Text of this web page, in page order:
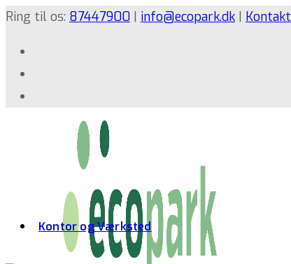
Ring til os: 87447900 | info@ecopark.dk | Kontakt
Kontor og Værksted